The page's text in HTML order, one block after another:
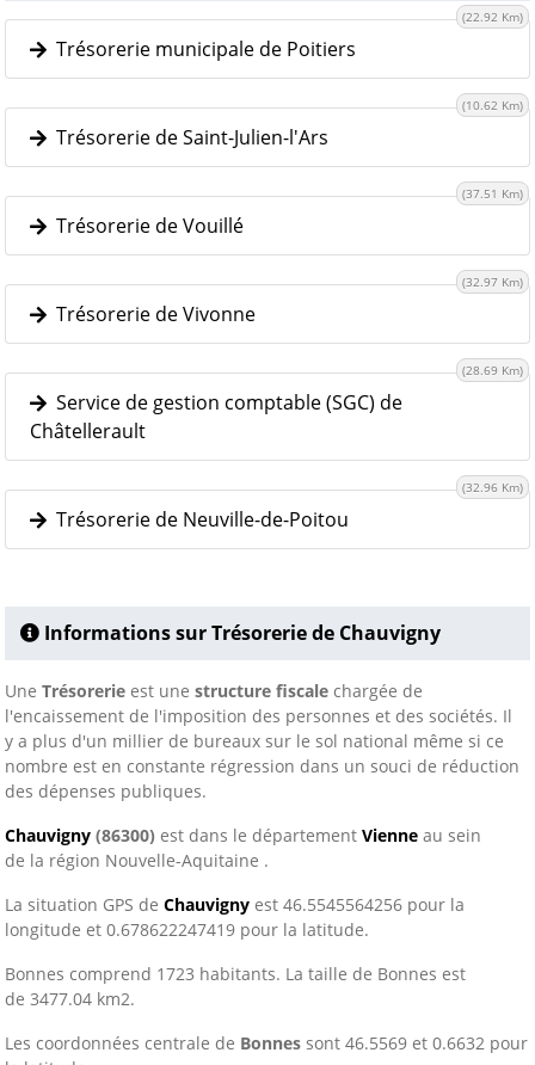
Trésorerie municipale de Poitiers
(22.92 Km)
Trésorerie de Saint-Julien-l'Ars
(10.62 Km)
Trésorerie de Vouillé
(37.51 Km)
Trésorerie de Vivonne
(32.97 Km)
Service de gestion comptable (SGC) de
Châtellerault
(28.69 Km)
Trésorerie de Neuville-de-Poitou
(32.96 Km)
Informations sur Trésorerie de Chauvigny
Une Trésorerie est une structure fiscale chargée de
l'encaissement de l'imposition des personnes et des sociétés. Il
y a plus d'un millier de bureaux sur le sol national même si ce
nombre est en constante régression dans un souci de réduction
des dépenses publiques.
Chauvigny (86300) est dans le département Vienne au sein
de la région Nouvelle-Aquitaine .
La situation GPS de Chauvigny est 46.5545564256 pour la
longitude et 0.678622247419 pour la latitude.
Bonnes comprend 1723 habitants. La taille de Bonnes est
de 3477.04 km2.
Les coordonnées centrale de Bonnes sont 46.5569 et 0.6632 pour